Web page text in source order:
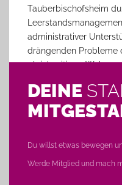
Tauberbischofsheim
administrativer
drängenden Probleme
gleichzeitigen
DEINE
Du willst etwas bewegen
Werde Mitglied und mach